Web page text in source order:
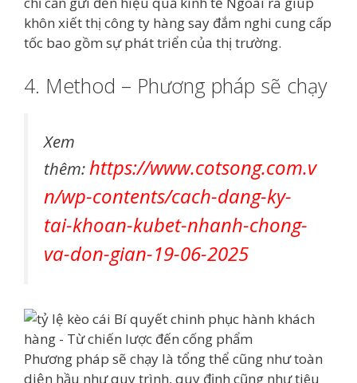
khôn xiết thị công ty hàng say đắm nghi cung cấp
tốc bao gồm sự phát triển của thị trường.
4. Method – Phương pháp sẽ chạy
Xem
thêm:https://www.cotsong.com.v
n/wp-contents/cach-dang-ky-
tai-khoan-kubet-nhanh-chong-
va-don-gian-19-06-2025
Phương pháp sẽ chạy là tổng thể cũng như toàn
diện hầu như quy trình, quy định cũng như tiêu